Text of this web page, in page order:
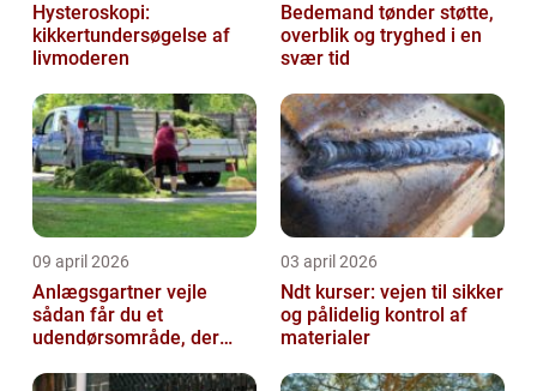
Hysteroskopi:
kikkertundersøgelse af
livmoderen
Bedemand tønder støtte,
overblik og tryghed i en
svær tid
09 april 2026
Anlægsgartner vejle
sådan får du et
udendørsområde, der
03 april 2026
Ndt kurser: vejen til sikker
og pålidelig kontrol af
materialer